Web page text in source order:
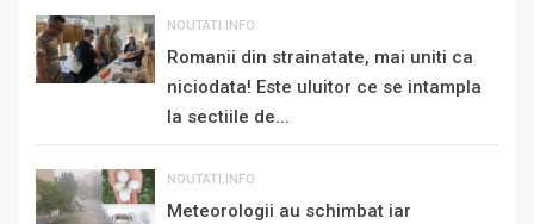
NOUTATI.INFO
Romanii din strainatate, mai uniti ca
niciodata! Este uluitor ce se intampla
la sectiile de...
NOUTATI.INFO
Meteorologii au schimbat iar